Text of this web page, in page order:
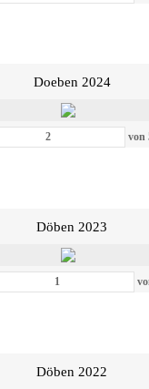
Doeben 2024
von
Döben 2023
Döben 2022